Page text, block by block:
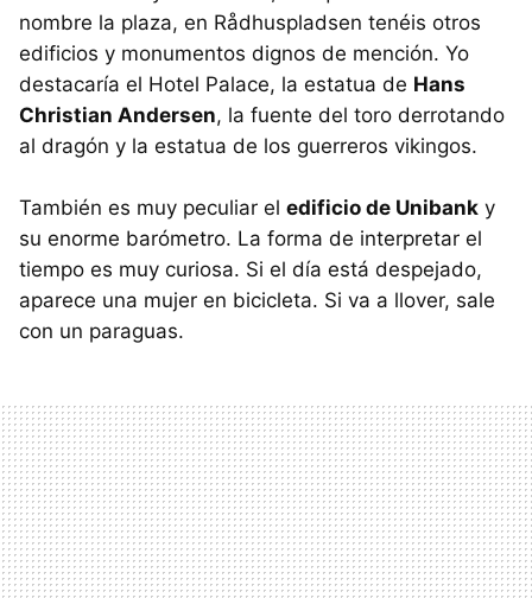
nombre la plaza, en Rådhuspladsen tenéis otros
edificios y monumentos dignos de mención. Yo
destacaría el Hotel Palace, la estatua de Hans
Christian Andersen, la fuente del toro derrotando
al dragón y la estatua de los guerreros vikingos.
También es muy peculiar el edificio de Unibank y
su enorme barómetro. La forma de interpretar el
tiempo es muy curiosa. Si el día está despejado,
aparece una mujer en bicicleta. Si va a llover, sale
con un paraguas.